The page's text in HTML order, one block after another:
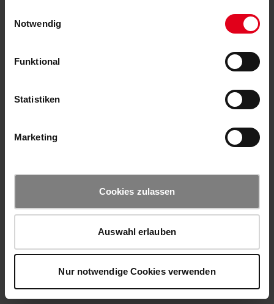
Notwendig
Funktional
Statistiken
Marketing
Cookies zulassen
Auswahl erlauben
Nur notwendige Cookies verwenden